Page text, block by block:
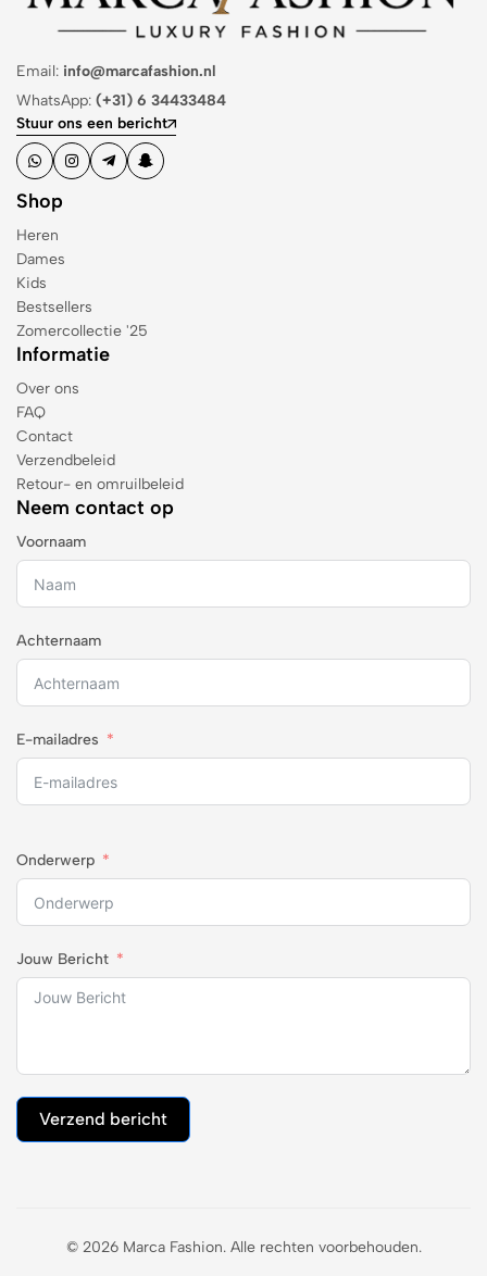
Email: info@marcafashion.nl
WhatsApp: (+31) 6 34433484
Stuur ons een bericht
Shop
Heren
Dames
Kids
Bestsellers
Zomercollectie '25
Informatie
Over ons
FAQ
Contact
Verzendbeleid
Retour- en omruilbeleid
Neem contact op
Voornaam
Achternaam
E-mailadres
Onderwerp
Jouw Bericht
Verzend bericht
© 2026 Marca Fashion. Alle rechten voorbehouden.